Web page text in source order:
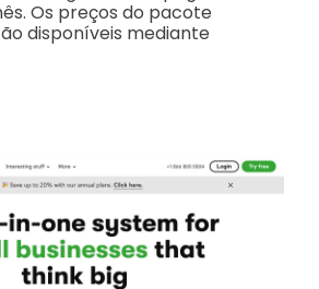
Os preços do pacote
disponíveis mediante